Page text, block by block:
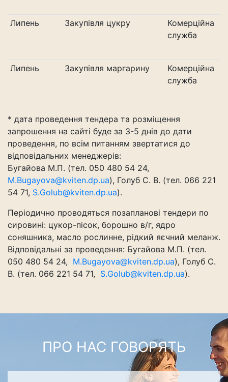
Липень Закупівля цукру
Комерційна
служба
Липень Закупівля маргарину
Комерційна
служба
* дата проведення тендера та розміщення
запрошення на сайті буде за 3-5 днів до дати
проведення, по всім питанням звертатися до
відповідальних менеджерів:
Бугайова М.П. (тел. 050 480 54 24,
M.Bugayova@kviten.dp.ua), Голуб С. В. (тел. 066 221
54 71, S.Golub@kviten.dp.ua).
Періодично проводяться позапланові тендери по
сировині: цукор-пісок, борошно в/г, ядро
соняшника, масло рослинне, рідкий яєчний меланж.
Відповідальні за проведення: Бугайова М.П. (тел.
050 480 54 24, M.Bugayova@kviten.dp.ua), Голуб С.
В. (тел. 066 221 54 71, S.Golub@kviten.dp.ua).
ПРО НАС ГОВОРЯТЬ